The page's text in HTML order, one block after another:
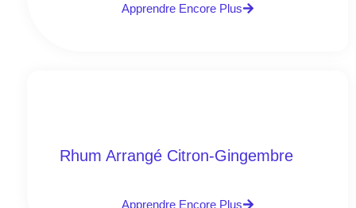
Apprendre Encore Plus
Rhum Arrangé Citron-Gingembre
Apprendre Encore Plus